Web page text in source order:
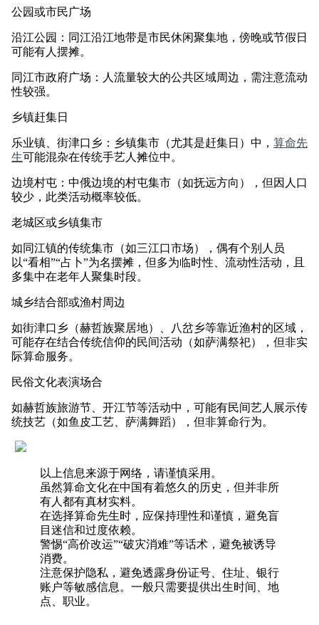
公园或市民广场
沿江公园：同江沿江地带是市民休闲聚集地，傍晚或节假日
可能有人摆摊。
同江市政府广场：人流量较大的公共区域周边，需注意流动
性较强。
乡镇赶集日
乐业镇、街津口乡：乡镇集市（尤其是赶集日）中， 算命先
生可能混杂在传统手艺人摊位中。
边境村屯：中俄边境的村屯集市（如抚远方向），但因人口
较少，此类活动概率较低。
老城区或乡镇集市
如同江镇的传统集市（如三江口市场），偶有个别人员
以“看相”“占卜”为名摆摊，但多为临时性、流动性活动，且
多集中在老年人聚集时段。
城乡结合部或渔村周边
如街津口乡（赫哲族聚居地）、八岔乡等靠近渔村的区域，
可能存在结合传统信仰的民间活动（如萨满祭祀），但非实
际算命服务。
民俗文化表演场合
如赫哲族旅游节、开江节等活动中，可能有民间艺人展示传
统技艺（如鱼皮工艺、萨满舞蹈），但非算命行为。
以上信息来源于网络，请谨慎采用。
虽然算命文化在中国有着悠久的历史，但并非所
有人都有真材实料。
在选择算命先生时，应保持理性和谨慎，避免盲
目迷信和过度依赖。
警惕“高价改运”“破灾消难”等话术，避免被诱导
消费。
注意保护隐私，避免透露身份证号、住址、银行
账户等敏感信息。一般只需要提供出生时间、地
点、职业。